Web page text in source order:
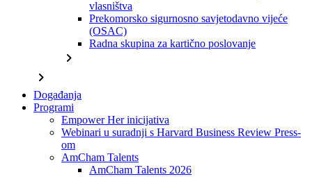
vlasništva
Prekomorsko sigurnosno savjetodavno vijeće
(OSAC)
Radna skupina za kartično poslovanje
chevron_right
chevron_right
Događanja
Programi
Empower Her inicijativa
Webinari u suradnji s Harvard Business Review Press-
om
AmCham Talents
AmCham Talents 2026